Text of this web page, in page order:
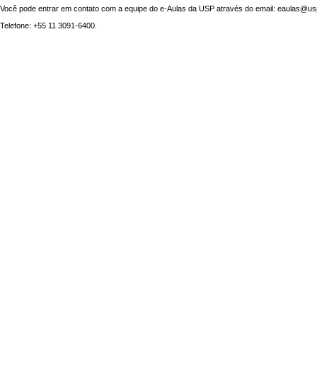
Você pode entrar em contato com a equipe do e-Aulas da USP através do email:
Telefone: +55 11 3091-6400.